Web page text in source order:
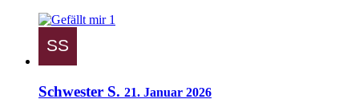
1
Schwester S. 21. Januar 2026